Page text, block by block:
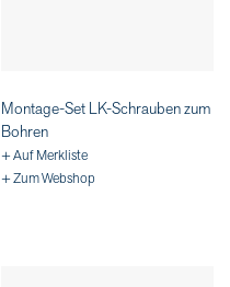
Montage-Set LK-Schrauben zum
Bohren
+ Auf Merkliste
+ Zum Webshop